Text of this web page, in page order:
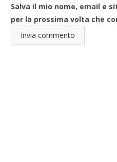
Salva il mio nome, email e
per la prossima volta che